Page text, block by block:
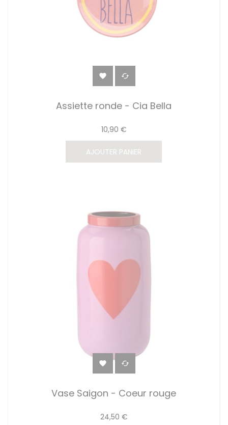
 
Assiette ronde - Cia Bella
10,90 €
AJOUTER PANIER
 
Vase Saigon - Coeur rouge
24,50 €